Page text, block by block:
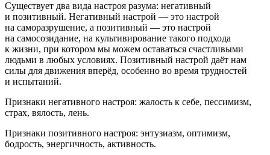
Существует два вида настроя разума: негативный
и позитивный. Негативный настрой — это настрой
на саморазрушение, а позитивный — это настрой
на самосозидание, на культивирование такого подхода
к жизни, при котором мы можем оставаться счастливыми
людьми в любых условиях. Позитивный настрой даёт нам
силы для движения вперёд, особенно во время трудностей
и испытаний.
Признаки негативного настроя: жалость к себе, пессимизм,
страх, вялость, лень.
Признаки позитивного настроя: энтузиазм, оптимизм,
бодрость, энергичность, активность.